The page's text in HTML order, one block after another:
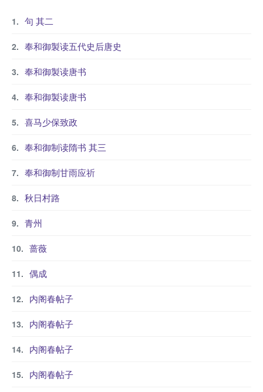
句 其二
奉和御製读五代史后唐史
奉和御製读唐书
奉和御製读唐书
喜马少保致政
奉和御制读隋书 其三
奉和御制甘雨应祈
秋日村路
青州
蔷薇
偶成
内阁春帖子
内阁春帖子
内阁春帖子
内阁春帖子